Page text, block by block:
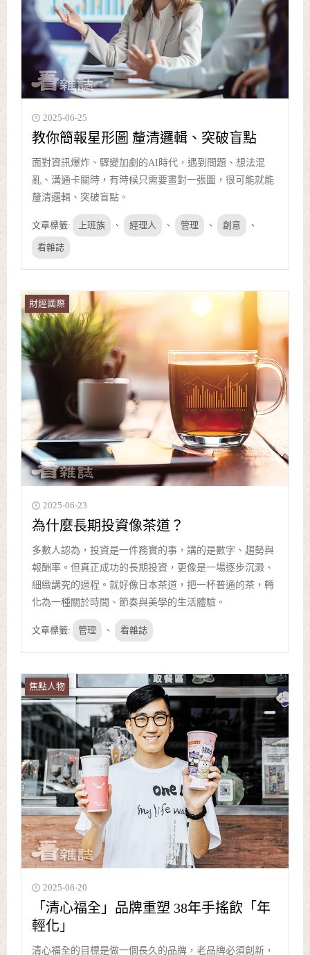
2025-06-25
教你簡報星形圖 釐清邏輯、突破盲點
面對資訊爆炸、驟變加劇的AI時代，遇到問題、想法混
亂、溝通卡關時，有時候只需要畫對一張圖，很可能就能
釐清邏輯、突破盲點。
文章標籤: 上班族 、 經理人 、 管理 、 創意 、
看雜誌
財經國際
2025-06-23
為什麼長期投資像茶道？
多數人認為，投資是一件務實的事，講的是數字、趨勢與
報酬率。但真正成功的長期投資，更像是一場逐步沉澱、
細緻講究的過程。就好像日本茶道，把一杯普通的茶，轉
化為一種關於時間、節奏與美學的生活體驗。
文章標籤: 管理 、 看雜誌
焦點人物
2025-06-20
「清心福全」品牌重塑 38年手搖飲「年
輕化」
清心福全的目標是做一個長久的品牌，老品牌必須創新，